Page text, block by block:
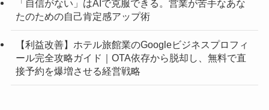
「自信がない」はAIで克服できる。営業が苦手なあな
たのための自己肯定感アップ術
【利益改善】ホテル旅館業のGoogleビジネスプロフィ
ール完全攻略ガイド｜OTA依存から脱却し、無料で直
接予約を爆増させる経営戦略